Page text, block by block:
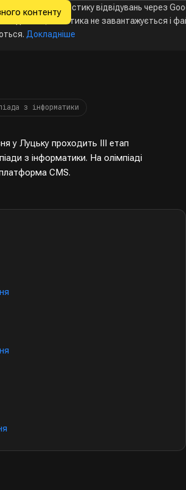
контенту
НовиниОлімпіадиКалендарБаза даних
з інформатики
у Луцьку проходить III етап
з інформатики. На олімпіаді
CMS.
статистику відвідувань через
аналітика не завантажується і
Докладніше